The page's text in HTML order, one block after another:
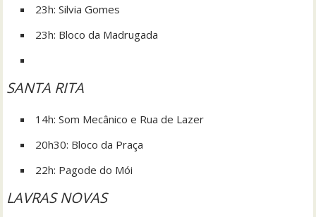
23h: Silvia Gomes
23h: Bloco da Madrugada
SANTA RITA
14h: Som Mecânico e Rua de Lazer
20h30: Bloco da Praça
22h: Pagode do Mói
LAVRAS NOVAS